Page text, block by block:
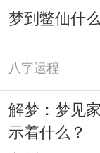
梦到鳖仙什
八字运程
解梦：梦见
示着什么？